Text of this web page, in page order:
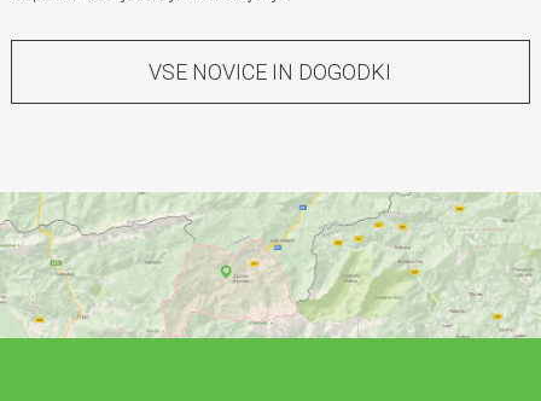
VSE NOVICE IN DOGODKI